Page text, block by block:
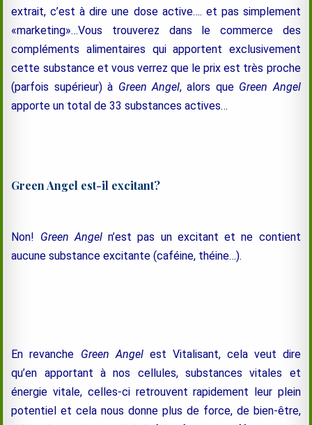
extrait, c’est à dire une dose active…. et pas simplement
«marketing»…Vous trouverez dans le commerce des
compléments alimentaires qui apportent exclusivement
cette substance et vous verrez que le prix est très proche
(parfois supérieur) à Green Angel, alors que Green Angel
apporte un total de 33 substances actives…
Green Angel est-il excitant?
Non! Green Angeln’est pas un excitant et ne contient
aucune substance excitante (caféine, théine…).
En revanche Green Angel est Vitalisant, cela veut dire
qu’en apportant à nos cellules, substances vitales et
énergie vitale, celles-ci retrouvent rapidement leur plein
potentiel et cela nous donne plus de force, de bien-être,